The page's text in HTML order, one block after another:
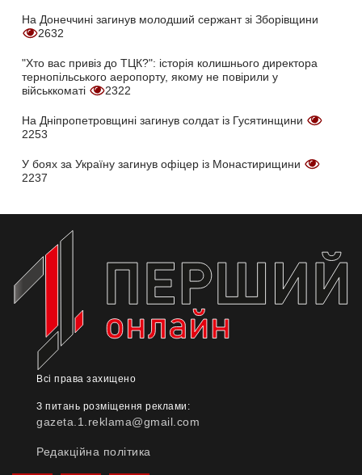
На Донеччині загинув молодший сержант зі Зборівщини
2632
"Хто вас привіз до ТЦК?": історія колишнього директора
тернопільського аеропорту, якому не повірили у
військкоматі
2322
На Дніпропетровщині загинув солдат із Гусятинщини
2253
У боях за Україну загинув офіцер із Монастирищини
2237
Всі права захищено
З питань розміщення реклами:
gazeta.1.reklama@gmail.com
Редакційна політика